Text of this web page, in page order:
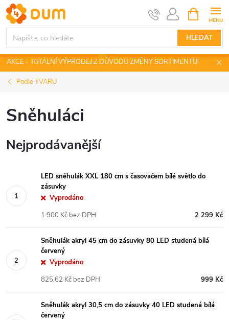
Přejít
na
obsah
HLEDAT
NÁKUPNÍ
KOŠÍK
AKCE - TOTÁLNÍ VÝPRODEJ Z DŮVODU ZMĚNY SORTIMENTU!
Podle TVARU
Sněhuláci
Nejprodávanější
LED sněhulák XXL 180 cm s časovačem bílé světlo do
zásuvky
Vyprodáno
2 299 Kč
1 900 Kč bez DPH
Sněhulák akryl 45 cm do zásuvky 80 LED studená bílá
červený
Vyprodáno
999 Kč
825,62 Kč bez DPH
Sněhulák akryl 30,5 cm do zásuvky 40 LED studená bílá
červený